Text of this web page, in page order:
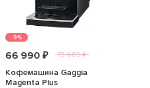
-9%
66 990 ₽ 73 689 ₽
Кофемашина Gaggia
Magenta Plus